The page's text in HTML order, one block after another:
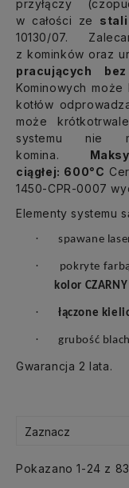
przyłączy
w całości ze stali
10130/07.
z kominków oraz
pracujących
Kominowych
kotłów
może
systemu nie
komina.
ciągłej: 600°C
1450-CPR-0007
Elementy systemu
· spawane
·
pokryte
kolor CZARNY
· łączone
· grubość
Gwarancja 2 lata.
Zaznacz
Pokazano 1-24 z